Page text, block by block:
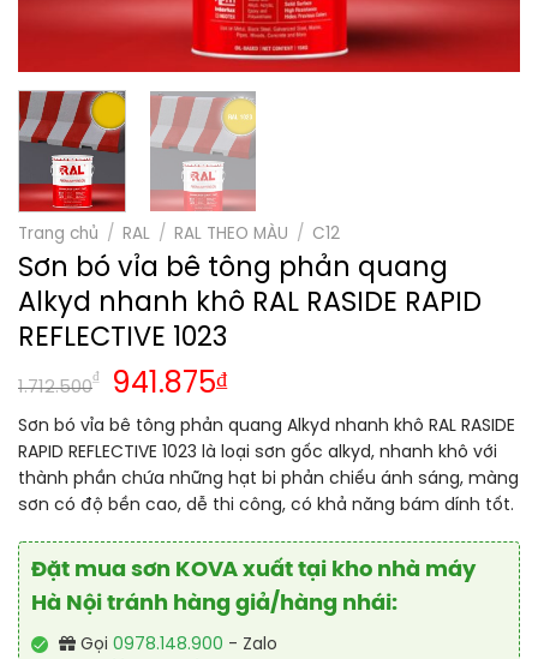
Trang chủ / RAL / RAL THEO MÀU / C12
Sơn bó vỉa bê tông phản quang
Alkyd nhanh khô RAL RASIDE RAPID
REFLECTIVE 1023
1.712.500
₫
Giá
gốc
là:
1.712.500₫.
941.875₫Giá
tại
là:
941.875₫.
Sơn bó vỉa bê tông phản quang Alkyd nhanh khô RAL RASIDE
RAPID REFLECTIVE 1023 là loại sơn gốc alkyd, nhanh khô với
thành phần chứa những hạt bi phản chiếu ánh sáng, màng
sơn có độ bền cao, dễ thi công, có khả năng bám dính tốt.
Đặt mua sơn KOVA xuất tại kho nhà máy
Hà Nội tránh hàng giả/hàng nhái:
Gọi 0978.148.900 - Zalo